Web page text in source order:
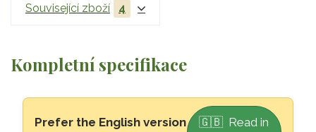
Související zboží 4
Kompletní specifikace
Přeskočit na hlavní obsah
Prefer the English version
🇬🇧 Read in